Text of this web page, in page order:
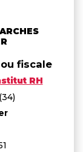
fiscale
RH